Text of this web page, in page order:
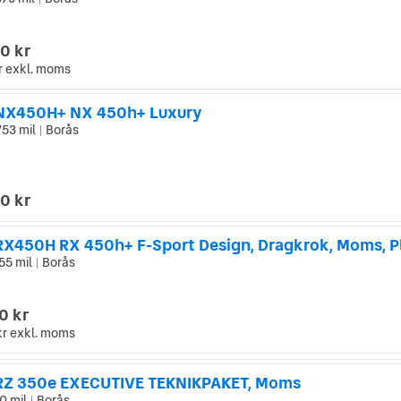
kr
exkl. moms
NX 450h+ Luxury
mil Borås
kr
RX 450h+ F-Sport Design, Dragkrok, Moms,
mil Borås
kr
exkl. moms
350e EXECUTIVE TEKNIKPAKET, Moms